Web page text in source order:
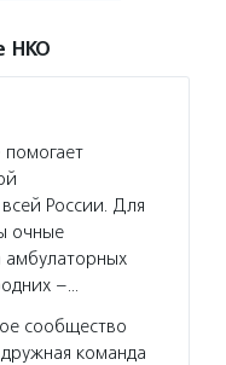
НКО
России. Для
очные
амбулаторных
–…
сообщество
команда